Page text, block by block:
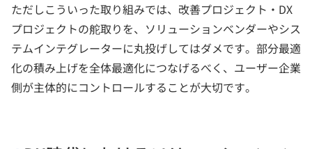
ただしこういった取り組みでは、改善プロジェクト・DX
プロジェクトの舵取りを、ソリューションベンダーやシス
テムインテグレーターに丸投げしてはダメです。部分最適
化の積み上げを全体最適化につなげるべく、ユーザー企業
側が主体的にコントロールすることが大切です。